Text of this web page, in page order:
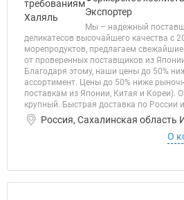
Экспортер
Мы – надежный
деликатесов высочайшего качества с
морепродуктов, предлагаем
от проверенных поставщиков из
Благодаря этому, наши цены до 50%
ассортимент. Цены до 50% ниже
поставкам из Японии, Китая и Кореи).
крупный. Быстрая доставка по России
Россия, Сахалинская область
О